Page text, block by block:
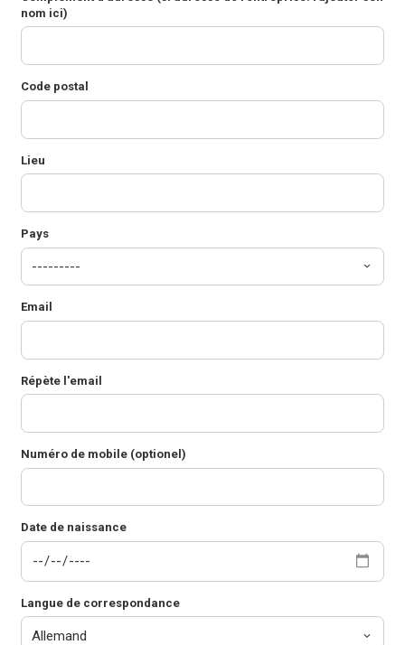
nom ici)
Code postal
Lieu
Pays
Email
Répète l'email
Numéro de mobile (optionel)
Date de naissance
Langue de correspondance